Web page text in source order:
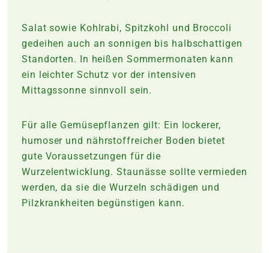
Salat sowie Kohlrabi, Spitzkohl und Broccoli
gedeihen auch an sonnigen bis halbschattigen
Standorten. In heißen Sommermonaten kann
ein leichter Schutz vor der intensiven
Mittagssonne sinnvoll sein.
Für alle Gemüsepflanzen gilt: Ein lockerer,
humoser und nährstoffreicher Boden bietet
gute Voraussetzungen für die
Wurzelentwicklung. Staunässe sollte vermieden
werden, da sie die Wurzeln schädigen und
Pilzkrankheiten begünstigen kann.